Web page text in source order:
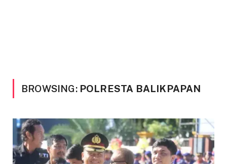
BROWSING: POLRESTA BALIKPAPAN